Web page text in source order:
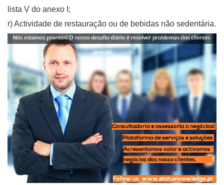
lista V do anexo I;
r) Actividade de restauração ou de bebidas não sedentária.